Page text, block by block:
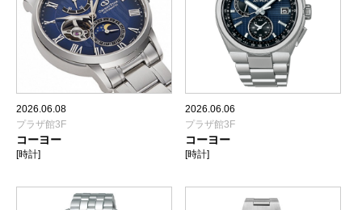
2026.06.08
プラザ館3F
コーヨー
[時計]
2026.06.06
プラザ館3F
コーヨー
[時計]